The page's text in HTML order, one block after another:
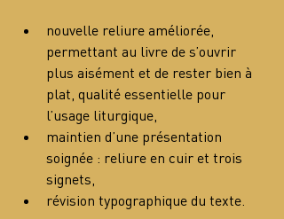
nouvelle reliure améliorée,
permettant au livre de s’ouvrir
plus aisément et de rester bien à
plat, qualité essentielle pour
l’usage liturgique,
maintien d’une présentation
soignée : reliure en cuir et trois
signets,
révision typographique du texte.